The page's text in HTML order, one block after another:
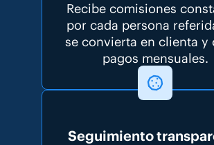
Recibe comisiones
por cada persona
se convierta en clienta y
pagos mensuales.
Seguimiento